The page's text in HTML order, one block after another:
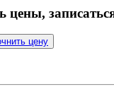
цены,
цену